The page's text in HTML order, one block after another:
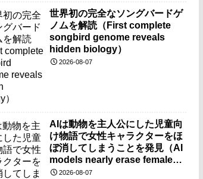
世界初の完全なソングバードゲ
ノムを解読（First complete
songbird genome reveals
hidden biology）
2026-08-07
AIは動物を主人公にした児童向
け物語で女性キャラクターをほ
ぼ消してしまうことを発見（AI
models nearly erase female
characters when they write
2026-08-07